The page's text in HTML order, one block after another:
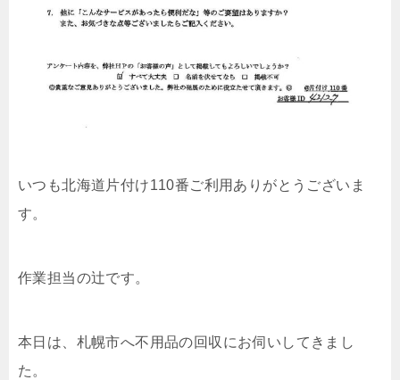
いつも北海道片付け110番ご利用ありがとうございま
す。
作業担当の辻です。
本日は、札幌市へ不用品の回収にお伺いしてきまし
た。